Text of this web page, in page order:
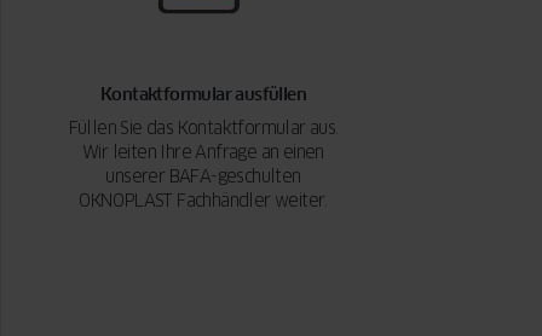
Kontaktformular ausfüllen
Füllen Sie das Kontaktformular aus.
Wir leiten Ihre Anfrage an einen
unserer BAFA-geschulten
OKNOPLAST Fachhändler weiter.